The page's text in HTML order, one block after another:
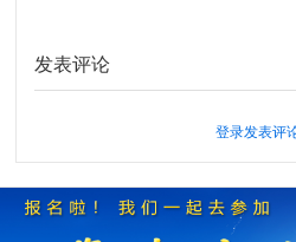
发表评论
登录发表评